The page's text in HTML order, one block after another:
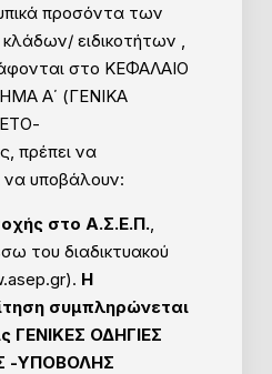
προσόντα των
ειδικοτήτων ,
στο ΚΕΦΑΛΑΙΟ
Α΄ (ΓΕΝΙΚΑ
πρέπει να
υποβάλουν:
στο Α.Σ.Ε.Π.,
του διαδικτυακού
Η
συμπληρώνεται
ΓΕΝΙΚΕΣ ΟΔΗΓΙΕΣ
-ΥΠΟΒΟΛΗΣ